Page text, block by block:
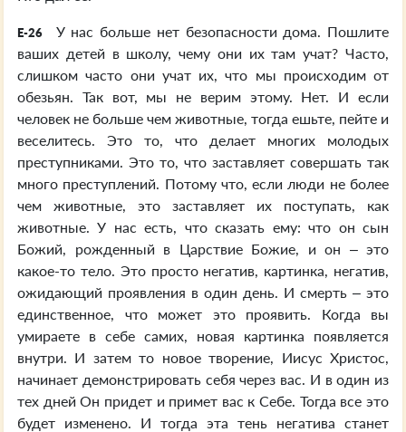
E-26
У нас больше нет безопасности дома. Пошлите
ваших детей в школу, чему они их там учат? Часто,
слишком часто они учат их, что мы происходим от
обезьян. Так вот, мы не верим этому. Нет. И если
человек не больше чем животные, тогда ешьте, пейте и
веселитесь. Это то, что делает многих молодых
преступниками. Это то, что заставляет совершать так
много преступлений. Потому что, если люди не более
чем животные, это заставляет их поступать, как
животные. У нас есть, что сказать ему: что он сын
Божий, рожденный в Царствие Божие, и он – это
какое-то тело. Это просто негатив, картинка, негатив,
ожидающий проявления в один день. И смерть – это
единственное, что может это проявить. Когда вы
умираете в себе самих, новая картинка появляется
внутри. И затем то новое творение, Иисус Христос,
начинает демонстрировать себя через вас. И в один из
тех дней Он придет и примет вас к Себе. Тогда все это
будет изменено. И тогда эта тень негатива станет